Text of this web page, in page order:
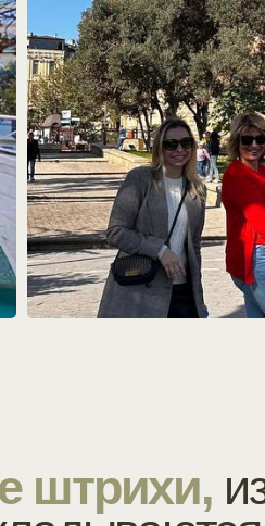
из
и условия